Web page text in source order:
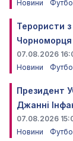
Новини
Терористи з
07.08.2026
Новини
Президент
Джанні
07.08.2026
Новини